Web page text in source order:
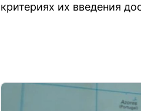
критериях их введения